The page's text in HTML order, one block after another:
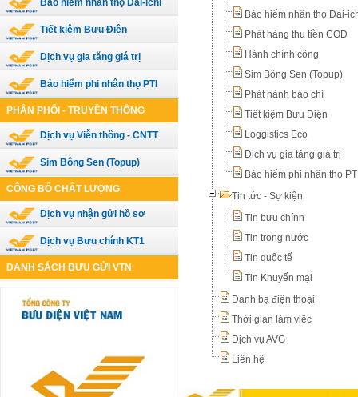
Bảo hiểm nhân thọ Dai-ichi
Tiết kiệm Bưu Điện
Dịch vụ gia tăng giá trị
Bảo hiểm phi nhân thọ PTI
PHÂN PHỐI - TRUYỀN THÔNG
Dịch vụ Viễn thông - CNTT
Sim Bông Sen (Topup)
CÔNG BỐ CHẤT LƯỢNG
Dịch vụ nhận gửi hồ sơ
Dịch vụ Bưu chính KT1
DANH SÁCH BƯU GỬI VTN
Bảo hiểm nhân thọ Dai-
Phát hàng thu tiền COD
Hành chính công
Sim Bông Sen (Topup)
Phát hành báo chí
Tiết kiệm Bưu Điện
Loggistics Eco
Dịch vụ gia tăng giá trị
Bảo hiểm phi nhân thọ
Tin tức - Sự kiện
Tin bưu chính
Tin trong nước
Tin quốc tế
Tin Khuyến mại
Danh bạ điện thoại
Thời gian làm việc
Dịch vụ AVG
Liên hệ